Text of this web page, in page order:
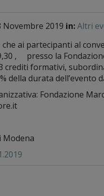
Novembre 2019 in:Altri
ai partecipanti al
, presso la
crediti formativi,
della durata
Fondazione
Modena